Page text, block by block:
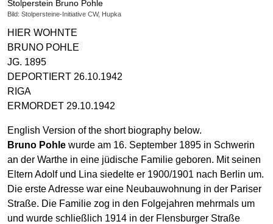
Stolperstein Bruno Pohle
Bild: Stolpersteine-Initiative CW, Hupka
HIER WOHNTE
BRUNO POHLE
JG. 1895
DEPORTIERT 26.10.1942
RIGA
ERMORDET 29.10.1942
English Version of the short biography below.
Bruno Pohle wurde am 16. September 1895 in Schwerin
an der Warthe in eine jüdische Familie geboren. Mit seinen
Eltern Adolf und Lina siedelte er 1900/1901 nach Berlin um.
Die erste Adresse war eine Neubauwohnung in der Pariser
Straße. Die Familie zog in den Folgejahren mehrmals um
und wurde schließlich 1914 in der Flensburger Straße